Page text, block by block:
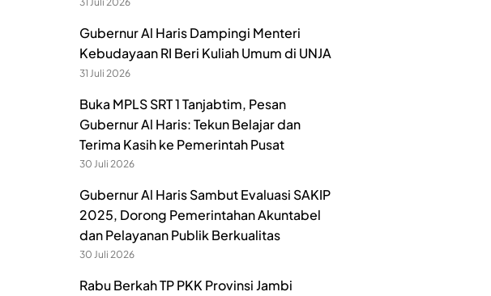
Gubernur Al Haris Dampingi Menteri
Kebudayaan RI Beri Kuliah Umum di UNJA
31 Juli 2026
Buka MPLS SRT 1 Tanjabtim, Pesan
Gubernur Al Haris: Tekun Belajar dan
Terima Kasih ke Pemerintah Pusat
30 Juli 2026
Gubernur Al Haris Sambut Evaluasi SAKIP
2025, Dorong Pemerintahan Akuntabel
dan Pelayanan Publik Berkualitas
30 Juli 2026
Rabu Berkah TP PKK Provinsi Jambi